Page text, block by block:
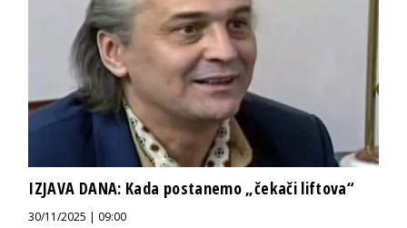
IZJAVA DANA: Kada postanemo „čekači liftova“
30/11/2025 | 09:00